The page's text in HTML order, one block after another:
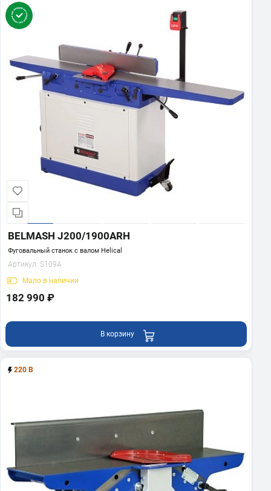
BELMASH J200/1900ARH
Фуговальный станок с валом Helical
Артикул: S109A
Мало в наличии
182 990 ₽
В корзину
220 В